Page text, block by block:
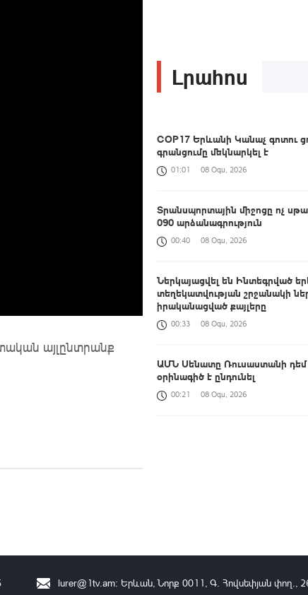
այլընտրանք
Լրահոս
COP17 Երևանի Կանաչ գոտու
գրանցումը մեկնարկել է
01:01 08 Օգս, 2026
Տրանսպորտային միջոցը ոչ
090 արձանագրություն
00:40 08 Օգս, 2026
Ներկայացվել են Ինտեգրված
տեղեկատվության շրջանակի
իրականացված քայլերը
00:33 08 Օգս, 2026
ԱՄՆ Սենատը Ռուսաստանի դեմ
օրինագիծ է ընդունել
00:21 08 Օգս, 2026
Հուլիսին Հայաստան է այցելել
lurer@1tv.am։ Երևան, Նորք 0011, Գ․ Հովսեփյան փող.,